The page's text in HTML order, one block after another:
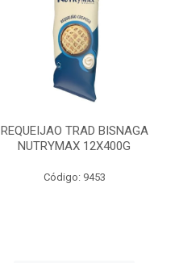
REQUEIJAO TRAD BISNAGA
NUTRYMAX 12X400G
Código: 9453